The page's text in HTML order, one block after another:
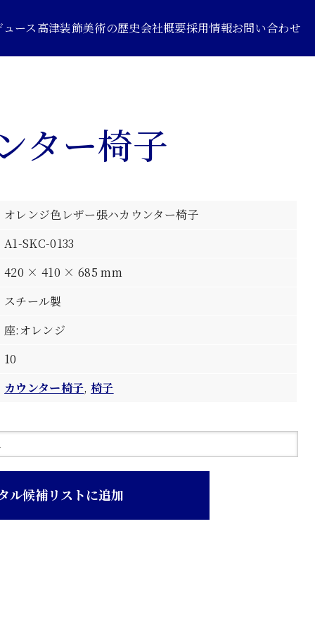
ース高津装飾美術の歴史会社概要採用情報お問い合わせ
ター椅子
オレンジ色レザー張ハカウンター椅子
A1-SKC-0133
420 × 410 × 685 mm
スチール製
座:オレンジ
10
カウンター椅子,椅子
ル候補リストに追加